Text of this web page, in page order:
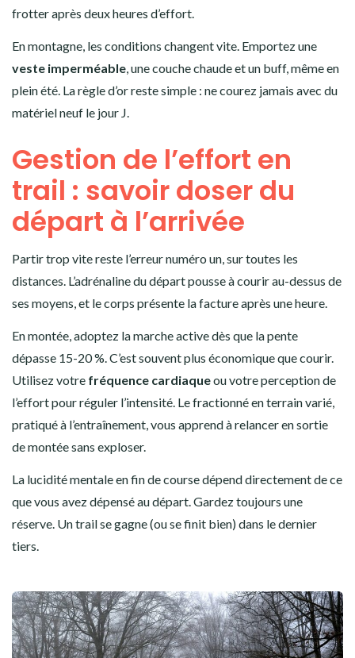
frotter après deux heures d’effort.
En montagne, les conditions changent vite. Emportez une
veste imperméable, une couche chaude et un buff, même en
plein été. La règle d’or reste simple : ne courez jamais avec du
matériel neuf le jour J.
Gestion de l’effort en
trail : savoir doser du
départ à l’arrivée
Partir trop vite reste l’erreur numéro un, sur toutes les
distances. L’adrénaline du départ pousse à courir au-dessus de
ses moyens, et le corps présente la facture après une heure.
En montée, adoptez la marche active dès que la pente
dépasse 15-20 %. C’est souvent plus économique que courir.
Utilisez votre fréquence cardiaqueou votre perception de
l’effort pour réguler l’intensité. Le fractionné en terrain varié,
pratiqué à l’entraînement, vous apprend à relancer en sortie
de montée sans exploser.
La lucidité mentale en fin de course dépend directement de ce
que vous avez dépensé au départ. Gardez toujours une
réserve. Un trail se gagne (ou se finit bien) dans le dernier
tiers.